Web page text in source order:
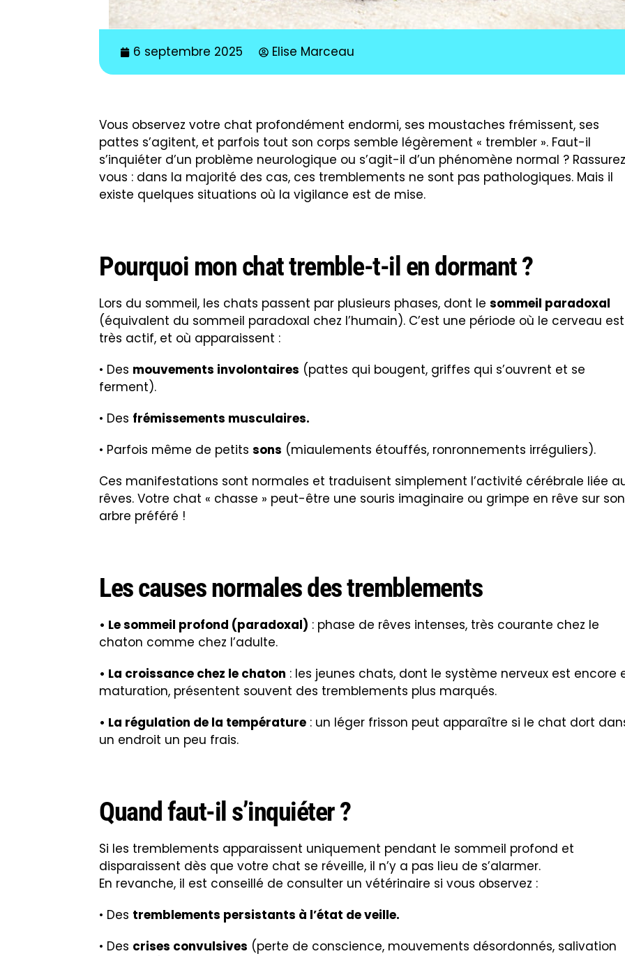
6 septembre 2025 Elise Marceau
Vous observez votre chat profondément endormi, ses moustaches frémissent, ses
pattes s’agitent, et parfois tout son corps semble légèrement « trembler ». Faut-il
s’inquiéter d’un problème neurologique ou s’agit-il d’un phénomène normal ?
vous : dans la majorité des cas, ces tremblements ne sont pas pathologiques. Mais il
existe quelques situations où la vigilance est de mise.
Pourquoi mon chat tremble-t-il en dormant ?
Lors du sommeil, les chats passent par plusieurs phases, dont le sommeil paradoxal
(équivalent du sommeil paradoxal chez l’humain). C’est une période où le cerveau est
très actif, et où apparaissent :
• Des mouvements involontaires (pattes qui bougent, griffes qui s’ouvrent et se
ferment).
• Des frémissements musculaires.
• Parfois même de petits sons (miaulements étouffés, ronronnements irréguliers).
Ces manifestations sont normales et traduisent simplement l’activité cérébrale liée
rêves. Votre chat « chasse » peut-être une souris imaginaire ou grimpe en rêve sur son
arbre préféré !
Les causes normales des tremblements
• Le sommeil profond (paradoxal) : phase de rêves intenses, très courante chez le
chaton comme chez l’adulte.
• La croissance chez le chaton : les jeunes chats, dont le système nerveux est encore
maturation, présentent souvent des tremblements plus marqués.
• La régulation de la température : un léger frisson peut apparaître si le chat dort
un endroit un peu frais.
Quand faut-il s’inquiéter ?
Si les tremblements apparaissent uniquement pendant le sommeil profond et
disparaissent dès que votre chat se réveille, il n’y a pas lieu de s’alarmer.
En revanche, il est conseillé de consulter un vétérinaire si vous observez :
• Des tremblements persistants à l’état de veille.
• Des crises convulsives (perte de conscience, mouvements désordonnés, salivation